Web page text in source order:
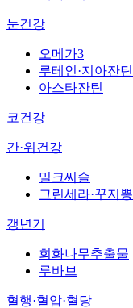
눈건강
오메가3
루테인·지아잔틴
아스타잔틴
코건강
간·위건강
밀크씨슬
그린세라·꾸지뽕
갱년기
회화나무추출물
루바브
혈행·혈압·혈당